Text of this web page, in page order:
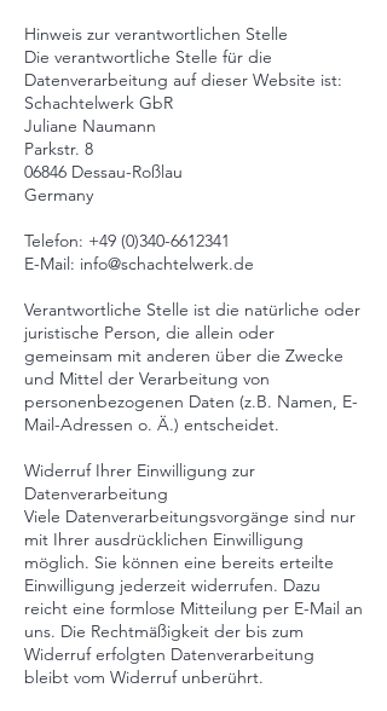
Hinweis zur verantwortlichen Stelle
Die verantwortliche Stelle für die
Datenverarbeitung auf dieser Website ist:
Schachtelwerk GbR
Juliane Naumann
Parkstr. 8
06846 Dessau-Roßlau
Germany
Telefon: +49 (0)340-6612341
E-Mail: info@schachtelwerk.de
Verantwortliche Stelle ist die natürliche oder
juristische Person, die allein oder
gemeinsam mit anderen über die Zwecke
und Mittel der Verarbeitung von
personenbezogenen Daten (z.B. Namen, E-
Mail-Adressen o. Ä.) entscheidet.
Widerruf Ihrer Einwilligung zur
Datenverarbeitung
Viele Datenverarbeitungsvorgänge sind nur
mit Ihrer ausdrücklichen Einwilligung
möglich. Sie können eine bereits erteilte
Einwilligung jederzeit widerrufen. Dazu
reicht eine formlose Mitteilung per E-Mail an
uns. Die Rechtmäßigkeit der bis zum
Widerruf erfolgten Datenverarbeitung
bleibt vom Widerruf unberührt.